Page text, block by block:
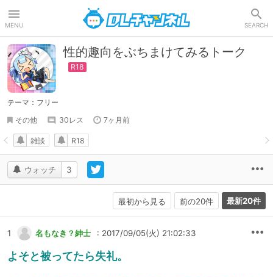
MENU SEARCH
性的趣向をぶちまけてみるトーク
テーマ：フリー
その他
30レス 7ヶ月前
ウォッチ 3
雑談 R18
最初から見る 前の20件 最新20件
1 名もなき？紳士 : 2017/09/05(火) 21:02:33
よそと被ってたら失礼。